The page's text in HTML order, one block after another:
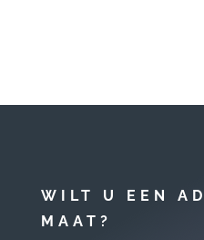
WILT U EEN
MAAT?